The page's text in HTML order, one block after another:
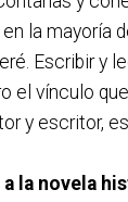
la mayoría
Escribir y
el vínculo
y escritor,
la novela